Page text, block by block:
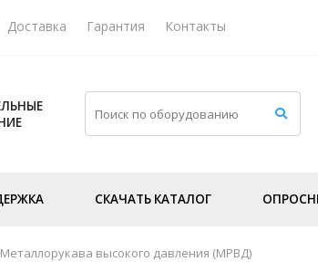
Доставка Гарантия Контакты
СКАЧАТЬ КАТАЛОГ
Металлорукава высокого давления (МРВД)